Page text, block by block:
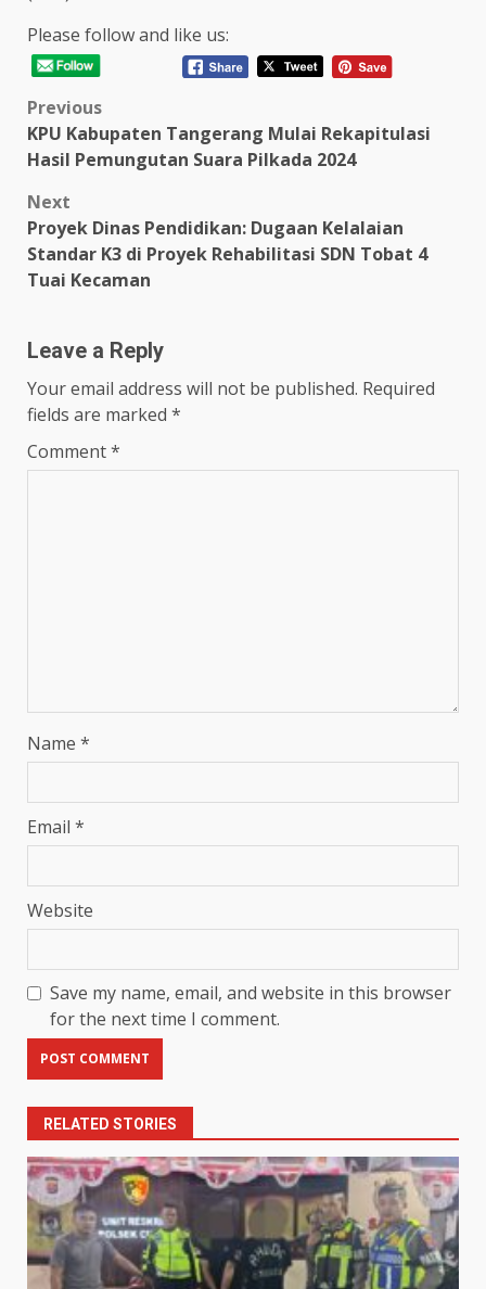
Please follow and like us:
Post
navigation
Previous
KPU Kabupaten Tangerang Mulai Rekapitulasi
Hasil Pemungutan Suara Pilkada 2024
Next
Proyek Dinas Pendidikan: Dugaan Kelalaian
Standar K3 di Proyek Rehabilitasi SDN Tobat 4
Tuai Kecaman
Leave a Reply
Your email address will not be published. Required
fields are marked *
Comment*
Name *
Email *
Website
Save my name, email, and website in this browser
for the next time I comment.
RELATED STORIES